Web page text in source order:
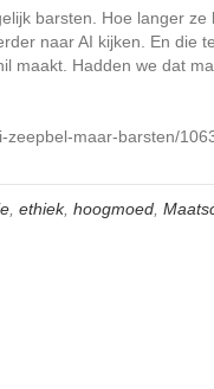
barsten. Hoe langer
naar AI kijken. En die
maakt. Hadden we dat
zeepbel-maar-barsten/
, ethiek, hoogmoed,